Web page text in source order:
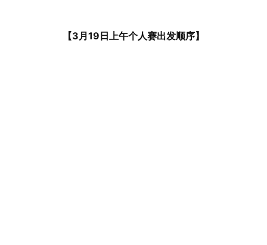
【3月19日上午个人赛出发顺序】